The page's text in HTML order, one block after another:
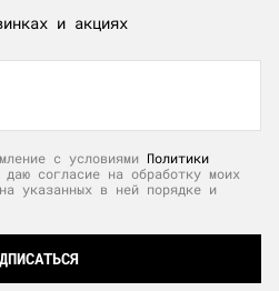
и акциях
с условиями Политики
даю согласие на обработку моих
указанных в ней порядке и